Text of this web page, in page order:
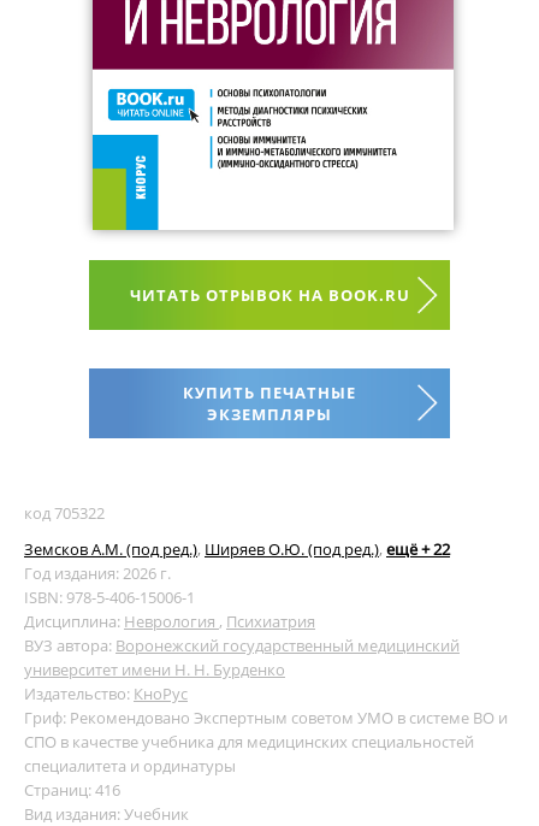
ЧИТАТЬ ОТРЫВОК НА BOOK.RU
КУПИТЬ ПЕЧАТНЫЕ
ЭКЗЕМПЛЯРЫ
код 705322
Земсков А.М. (под ред.), Ширяев О.Ю. (под ред.), ещё + 22
Год издания: 2026 г.
ISBN: 978-5-406-15006-1
Дисциплина: Неврология , Психиатрия
ВУЗ автора: Воронежский государственный медицинский
университет имени Н. Н. Бурденко
Издательство: КноРус
Гриф: Рекомендовано Экспертным советом УМО в системе ВО и
СПО в качестве учебника для медицинских специальностей
специалитета и ординатуры
Страниц: 416
Вид издания: Учебник